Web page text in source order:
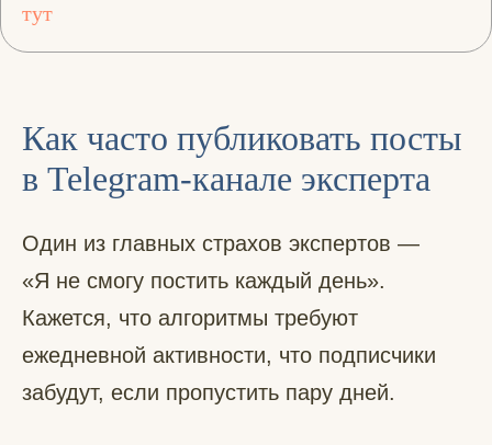
тут
Как часто публиковать посты
в Telegram-канале эксперта
Один из главных страхов экспертов —
«Я не смогу постить каждый день».
Кажется, что алгоритмы требуют
ежедневной активности, что подписчики
забудут, если пропустить пару дней.